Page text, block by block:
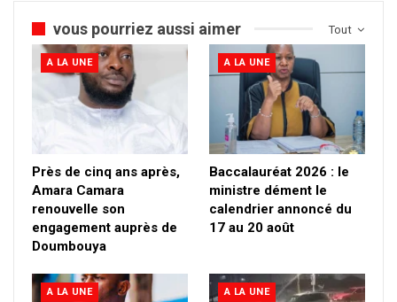
Tout
vous pourriez aussi aimer
A LA UNE
Près de cinq ans après,
Amara Camara
renouvelle son
engagement auprès de
Doumbouya
A LA UNE
Baccalauréat 2026 : le
ministre dément le
calendrier annoncé du
17 au 20 août
A LA UNE A LA UNE